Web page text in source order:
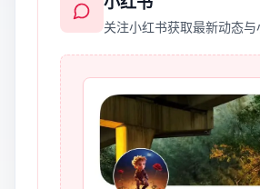
关注小红书获取最新动态